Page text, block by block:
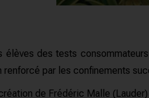
élèves des tests
renforcé par les confinements
de Frédéric Malle